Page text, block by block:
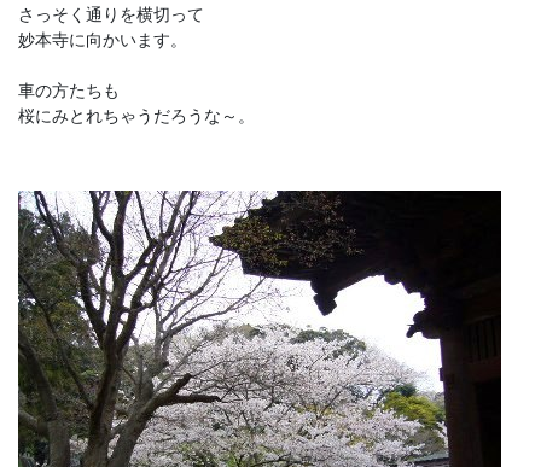
さっそく通りを横切って
妙本寺に向かいます。
車の方たちも
桜にみとれちゃうだろうな～。